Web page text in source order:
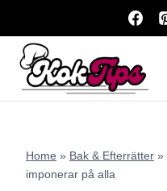
content
Home » Bak & Efterrätter »
imponerar på alla